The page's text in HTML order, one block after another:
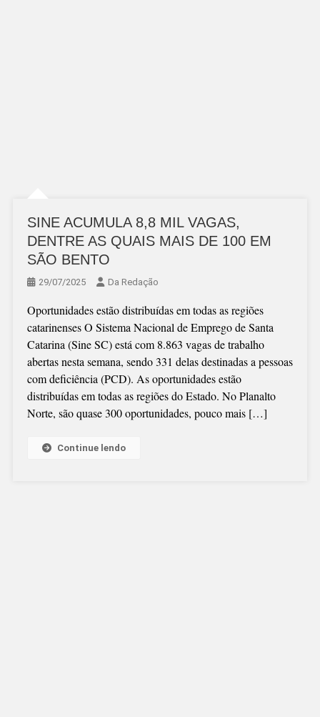
SINE ACUMULA 8,8 MIL VAGAS,
DENTRE AS QUAIS MAIS DE 100 EM
SÃO BENTO
29/07/2025 Da Redação
Oportunidades estão distribuídas em todas as regiões
catarinenses O Sistema Nacional de Emprego de Santa
Catarina (Sine SC) está com 8.863 vagas de trabalho
abertas nesta semana, sendo 331 delas destinadas a pessoas
com deficiência (PCD). As oportunidades estão
distribuídas em todas as regiões do Estado. No Planalto
Norte, são quase 300 oportunidades, pouco mais […]
Continue lendo